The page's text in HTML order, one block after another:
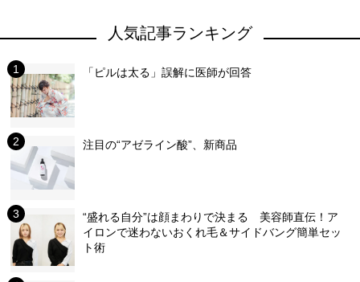
人気記事ランキング
「ピルは太る」誤解に医師が回答
注目の“アゼライン酸”、新商品
“盛れる自分”は顔まわりで決まる 美容師直伝！ア
イロンで迷わないおくれ毛＆サイドバング簡単セッ
ト術